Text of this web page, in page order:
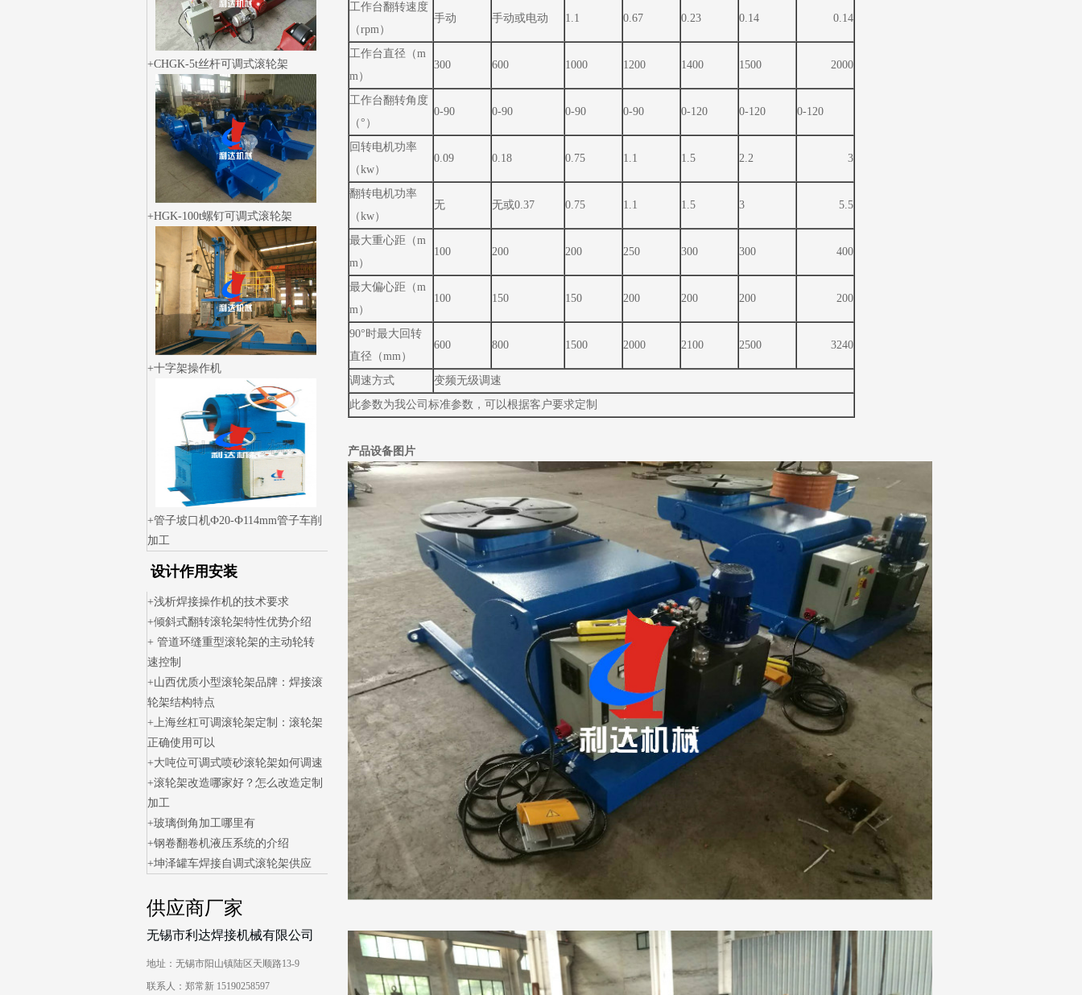
CHGK-5t丝杆可调式滚轮架
HGK-100t螺钉可调式滚轮架
十字架操作机
管子坡口机Ф20-Ф114mm管子车削
加工
设计作用安装
浅析焊接操作机的技术要求
倾斜式翻转滚轮架特性优势介绍
管道环缝重型滚轮架的主动轮转
速控制
山西优质小型滚轮架品牌：焊接滚
轮架结构特点
上海丝杠可调滚轮架定制：滚轮架
正确使用可以
大吨位可调式喷砂滚轮架如何调速
滚轮架改造哪家好？怎么改造定制
加工
玻璃倒角加工哪里有
钢卷翻卷机液压系统的介绍
坤泽罐车焊接自调式滚轮架供应
供应商厂家
无锡市利达焊接机械有限公司
地址：无锡市阳山镇陆区天顺路13-9
联系人：郑常新 15190258597
工作台翻转速度
（rpm）
手动 手动或电动 1.1 0.67 0.23 0.14 0.14
工作台直径（m
m）
300 600 1000 1200 1400 1500 2000
工作台翻转角度
（°）
0-90 0-90 0-90 0-90 0-120 0-120 0-120
回转电机功率
（kw）
0.09 0.18 0.75 1.1 1.5 2.2 3
翻转电机功率
（kw）
无 无或0.37 0.75 1.1 1.5 3 5.5
最大重心距（m
m）
100 200 200 250 300 300 400
最大偏心距（m
m）
100 150 150 200 200 200 200
90°时最大回转
直径（mm）
600 800 1500 2000 2100 2500 3240
调速方式
变频无级调速
此参数为我公司标准参数，可以根据客户要求定制
产品设备图片